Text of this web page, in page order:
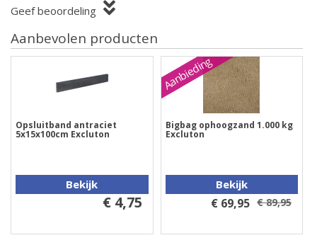
Geef beoordeling
Aanbevolen producten
Opsluitband antraciet
5x15x100cm Excluton
Bekijk
€ 4,75
Aanbieding
Bigbag ophoogzand 1.000 kg
Excluton
Bekijk
€ 69,95 € 89,95